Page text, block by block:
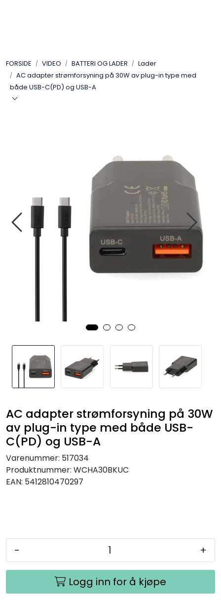
FORSIDE VIDEO BATTERI OG LADER
Lader
AC adapter strømforsyning på 30W av plug-in type med
både USB-C(PD) og USB-A
AC adapter strømforsyning på 30W
av plug-in type med både USB-
C(PD) og USB-A
Varenummer: 517034
Produktnummer: WCHA30BKUC
EAN: 5412810470297
- +
Logg inn for å kjøpe
LYD
LYS
BRUKT
SAMTALEROM